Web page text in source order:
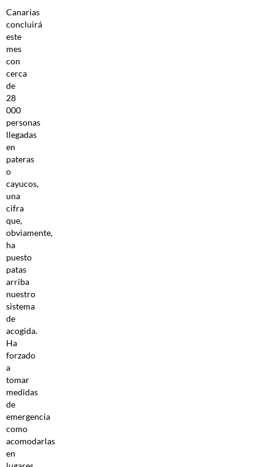
Canarias
concluirá
este
mes
con
cerca
de
28
000
personas
llegadas
en
pateras
o
cayucos,
una
cifra
que,
obviamente,
ha
puesto
patas
arriba
nuestro
sistema
de
acogida.
Ha
forzado
a
tomar
medidas
de
emergencia
como
acomodarlas
en